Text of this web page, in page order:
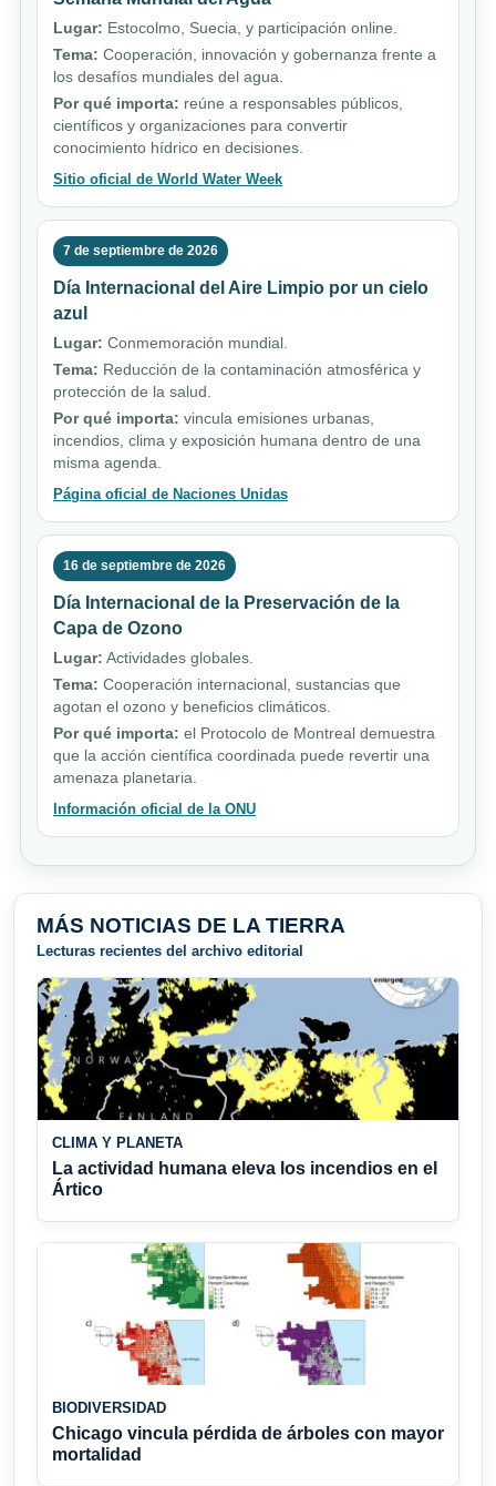
Lugar: Estocolmo, Suecia, y participación online.
Tema: Cooperación, innovación y gobernanza frente a
los desafíos mundiales del agua.
Por qué importa: reúne a responsables públicos,
científicos y organizaciones para convertir
conocimiento hídrico en decisiones.
Sitio oficial de World Water Week
7 de septiembre de 2026
Día Internacional del Aire Limpio por un cielo
azul
Lugar: Conmemoración mundial.
Tema: Reducción de la contaminación atmosférica y
protección de la salud.
Por qué importa: vincula emisiones urbanas,
incendios, clima y exposición humana dentro de una
misma agenda.
Página oficial de Naciones Unidas
16 de septiembre de 2026
Día Internacional de la Preservación de la
Capa de Ozono
Lugar: Actividades globales.
Tema: Cooperación internacional, sustancias que
agotan el ozono y beneficios climáticos.
Por qué importa: el Protocolo de Montreal demuestra
que la acción científica coordinada puede revertir una
amenaza planetaria.
Información oficial de la ONU
MÁS NOTICIAS DE LA TIERRA
Lecturas recientes del archivo editorial
CLIMA Y PLANETA
La actividad humana eleva los incendios en el
Ártico
BIODIVERSIDAD
Chicago vincula pérdida de árboles con mayor
mortalidad